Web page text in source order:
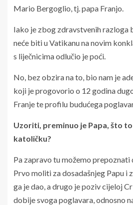
Mario Bergoglio, tj. papa Franjo.
Iako je zbog zdravstvenih razloga
neće biti u Vatikanu na novim
s liječnicima odlučio je poći.
No, bez obzira na to, bio nam je
koji je progovorio o 12 godina
Franje te profilu budućega
Uzoriti, preminuo je Papa, što
katoličku?
Pa zapravo tu možemo
Prvo moliti za dosadašnjeg Papu i
ga je dao, a drugo je poziv cijeloj
dobije svoga poglavara, odnosno